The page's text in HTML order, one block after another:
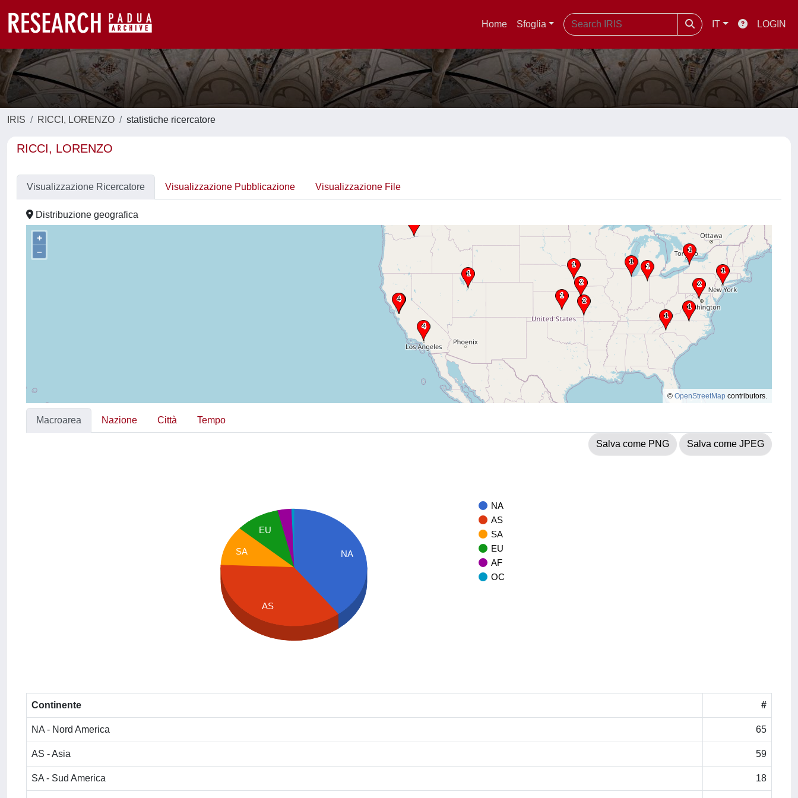
Home Sfoglia IT LOGIN
IRIS RICCI, LORENZO statistiche ricercatore
RICCI, LORENZO
Visualizzazione Ricercatore Visualizzazione Pubblicazione Visualizzazione File
Distribuzione geografica
+
–
© OpenStreetMap contributors.
Macroarea Nazione Città Tempo
Salva come PNG Salva come JPEG
NA
AS
SA
EU
AF
OC
NA
EU
SA
AS
Continente #
NA - Nord America 65
AS - Asia 59
SA - Sud America 18